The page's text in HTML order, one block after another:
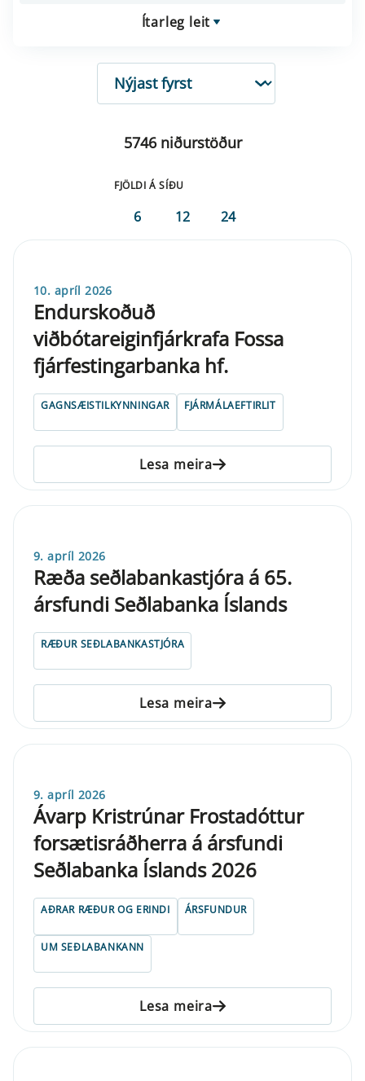
Ítarleg leit
RÖÐUN
5746 niðurstöður
FJÖLDI Á SÍÐU
6 12 24
10. apríl 2026
Endurskoðuð
viðbótareiginfjárkrafa Fossa
fjárfestingarbanka hf.
GAGNSÆISTILKYNNINGAR FJÁRMÁLAEFTIRLIT
Lesa meira
9. apríl 2026
Ræða seðlabankastjóra á 65.
ársfundi Seðlabanka Íslands
RÆÐUR SEÐLABANKASTJÓRA
Lesa meira
9. apríl 2026
Ávarp Kristrúnar Frostadóttur
forsætisráðherra á ársfundi
Seðlabanka Íslands 2026
AÐRAR RÆÐUR OG ERINDI ÁRSFUNDUR
UM SEÐLABANKANN
Lesa meira